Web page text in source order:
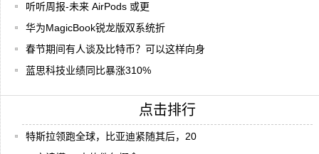
听听周报-未来 AirPods 或更
华为MagicBook锐龙版双系统折
春节期间有人谈及比特币？可以这样向身
蓝思科技业绩同比暴涨310%
点击排行
特斯拉领跑全球，比亚迪紧随其后，20